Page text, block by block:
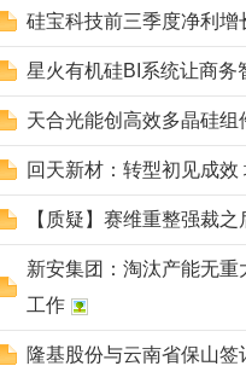
硅宝科技前三季度净利增
星火有机硅BI系统让商务
天合光能创高效多晶硅
回天新材：转型初见成效
【质疑】赛维重整强裁
新安集团：淘汰产能无
工作
隆基股份与云南省保山签